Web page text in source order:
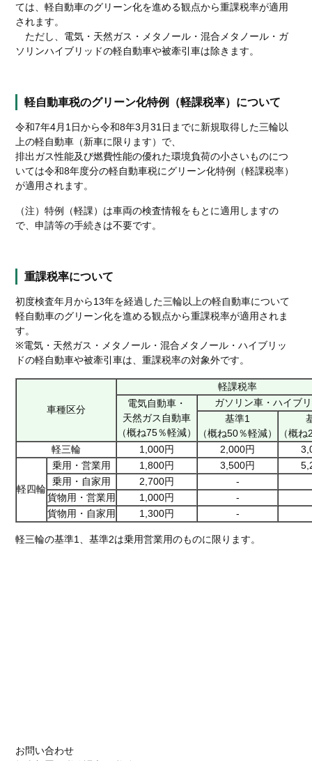
ては、軽自動車のグリーン化を進める観点から重課税率が適用
されます。
ただし、電気・天然ガス・メタノール・混合メタノール・ガ
ソリンハイブリッドの軽自動車や被牽引車は除きます。
軽自動車税のグリーン化特例（軽課税率）について
令和7年4月1日から令和8年3月31日までに新規取得した三輪以
上の軽自動車（新車に限ります）で、
排出ガス性能及び燃費性能の優れた環境負荷の小さいものにつ
いては令和8年度分の軽自動車税にグリーン化特例（軽課税率）
が適用されます。
（注）特例（軽課）は車両の検査情報をもとに適用しますの
で、申請等の手続きは不要です。
重課税率について
初度検査年月から13年を経過した三輪以上の軽自動車について
軽自動車のグリーン化を進める観点から重課税率が適用されま
す。
※電気・天然ガス・メタノール・混合メタノール・ハイブリッ
ドの軽自動車や被牽引車は、重課税率の対象外です。
車種区分
軽課税率
電気自動車・
天然ガス自動車
（概ね75％軽減）
ガソリン車・ハイブ
基準1
（概ね50％軽減）
（概
軽三輪
1,000円 2,000円
軽四輪
乗用・営業用 1,800円 3,500円
乗用・自家用
2,700円
-
貨物用・営業用
1,000円
-
貨物用・自家用
1,300円 -
軽三輪の基準1、基準2は乗用営業用のものに限ります。
お問い合わせ